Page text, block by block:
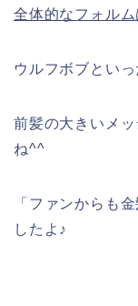
全体的なフォル
ウルフボブとい
前髪の大きいメ
ね^^
「ファンからも
したよ♪